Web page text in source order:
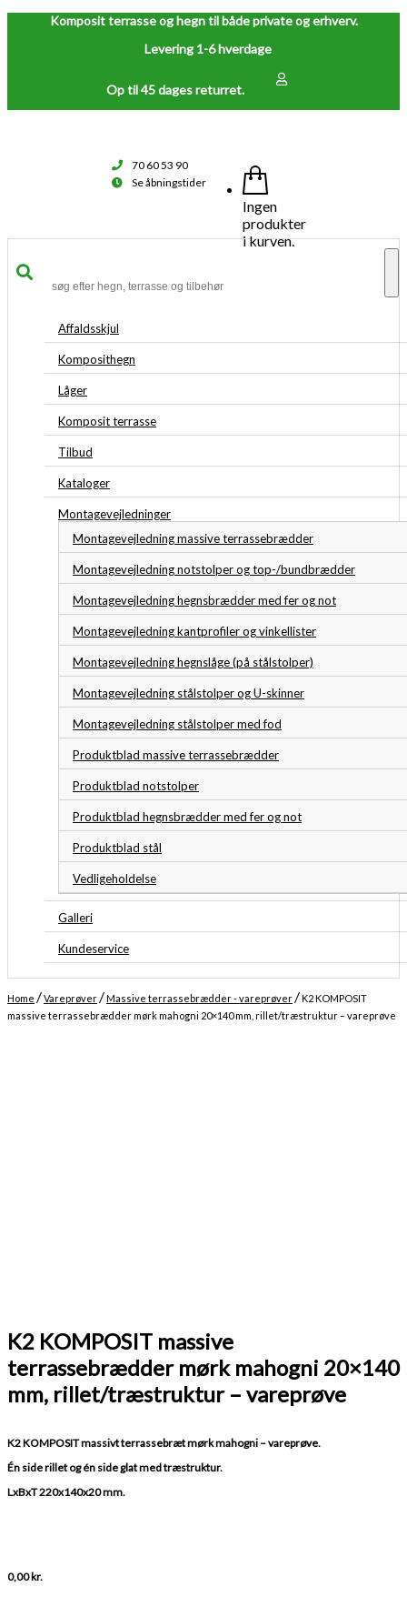
Komposit terrasse og hegn til både private og erhverv.
Levering 1-6 hverdage
Op til 45 dages returret.
70 60 53 90
Se åbningstider
Ingen
produkter
i kurven.
Affaldsskjul
Komposithegn
Låger
Komposit terrasse
Tilbud
Kataloger
Montagevejledninger
Montagevejledning massive terrassebrædder
Montagevejledning notstolper og top-/bundbrædder
Montagevejledning hegnsbrædder med fer og not
Montagevejledning kantprofiler og vinkellister
Montagevejledning hegnslåge (på stålstolper)
Montagevejledning stålstolper og U-skinner
Montagevejledning stålstolper med fod
Produktblad massive terrassebrædder
Produktblad notstolper
Produktblad hegnsbrædder med fer og not
Produktblad stål
Vedligeholdelse
Galleri
Kundeservice
Home /Vareprøver /Massive terrassebrædder - vareprøver /K2 KOMPOSIT
massive terrassebrædder mørk mahogni 20×140 mm, rillet/træstruktur – vareprøve
K2 KOMPOSIT massive
terrassebrædder mørk mahogni 20×140
mm, rillet/træstruktur – vareprøve
0,00kr.
K2 KOMPOSIT massivt terrassebræt mørk mahogni – vareprøve.
Én side rillet og én side glat med træstruktur.
LxBxT 220x140x20 mm.